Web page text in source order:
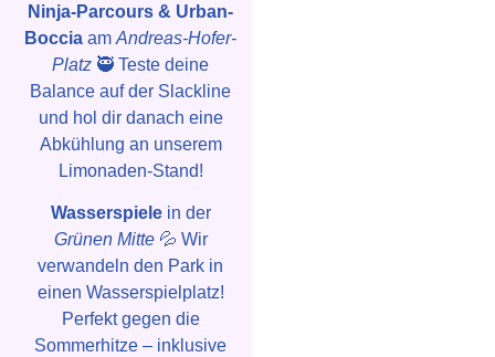
Ninja-Parcours & Urban-
Boccia am Andreas-Hofer-
Platz 🥷 Teste deine
Balance auf der Slackline
und hol dir danach eine
Abkühlung an unserem
Limonaden-Stand!
Wasserspielein der
Grünen Mitte💦 Wir
verwandeln den Park in
einen Wasserspielplatz!
Perfekt gegen die
Sommerhitze – inklusive